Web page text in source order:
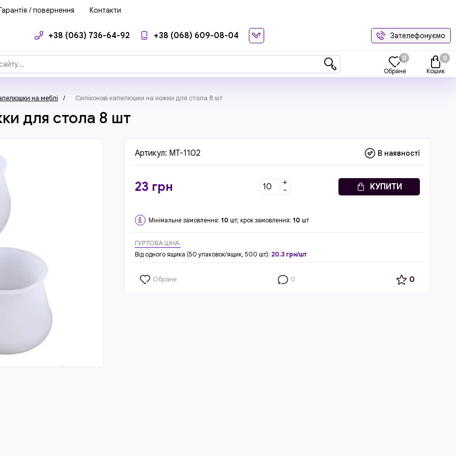
/ повернення Контакти
+38 (063) 736-64-92 +38 (068) 609-08-04 Зателефонуємо
Обране
0
Кошик
0
на меблі / Силіконові капелюшки на ножки для стола 8 шт
для стола 8 шт
Артикул: MT-1102 В наявності
23 грн +
- КУПИТИ
Мінімальне замовлення: 10 шт; крок замовлення: 10 шт
ГУРТОВА ЦІНА:
Від одного ящика (50 упаковок/ящик, 500 шт): 20.3 грн/шт
Обране 0 0